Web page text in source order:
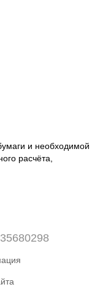
и необходимой
расчёта,